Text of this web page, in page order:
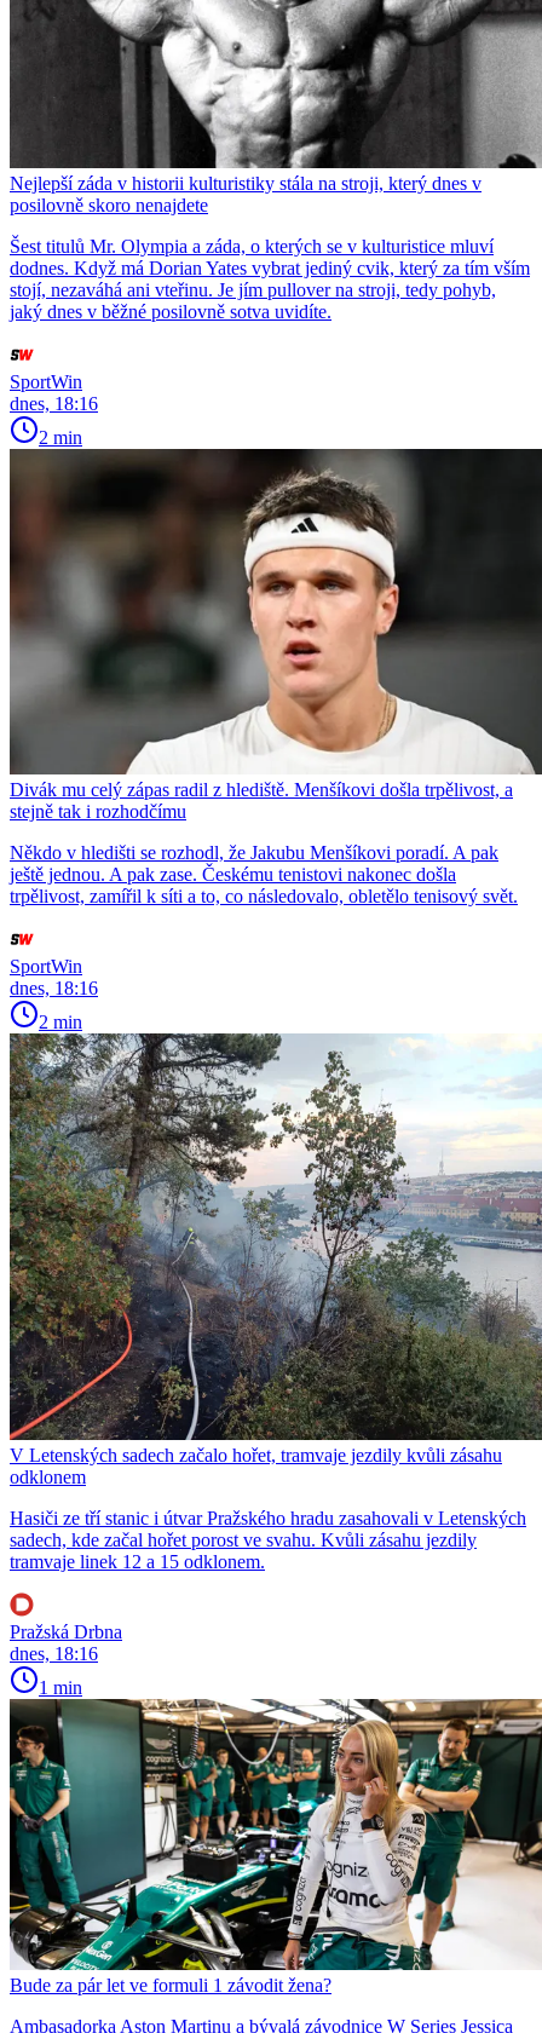
Nejlepší záda v historii kulturistiky stála na stroji, který dnes v
posilovně skoro nenajdete
Šest titulů Mr. Olympia a záda, o kterých se v kulturistice mluví
dodnes. Když má Dorian Yates vybrat jediný cvik, který za tím vším
stojí, nezaváhá ani vteřinu. Je jím pullover na stroji, tedy pohyb,
jaký dnes v běžné posilovně sotva uvidíte.
SportWin
dnes, 18:16
2 min
Divák mu celý zápas radil z hlediště. Menšíkovi došla trpělivost, a
stejně tak i rozhodčímu
Někdo v hledišti se rozhodl, že Jakubu Menšíkovi poradí. A pak
ještě jednou. A pak zase. Českému tenistovi nakonec došla
trpělivost, zamířil k síti a to, co následovalo, obletělo tenisový svět.
SportWin
dnes, 18:16
2 min
V Letenských sadech začalo hořet, tramvaje jezdily kvůli zásahu
odklonem
Hasiči ze tří stanic i útvar Pražského hradu zasahovali v Letenských
sadech, kde začal hořet porost ve svahu. Kvůli zásahu jezdily
tramvaje linek 12 a 15 odklonem.
Pražská Drbna
dnes, 18:16
1 min
Bude za pár let ve formuli 1 závodit žena?
Ambasadorka Aston Martinu a bývalá závodnice W Series Jessica